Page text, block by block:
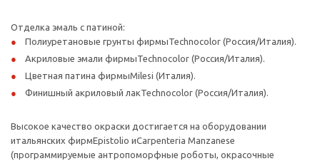
Отделка эмаль с патиной:
Полиуретановые грунты фирмыTechnocolor (Россия/Италия).
Акриловые эмали фирмыTechnocolor (Россия/Италия).
Цветная патина фирмыMilesi (Италия).
Финишный акриловый лакTechnocolor (Россия/Италия).
Высокое качество окраски достигается на оборудовании
итальянских фирмEpistolio иCarpenteria Manzanese
(программируемые антропоморфные роботы, окрасочные